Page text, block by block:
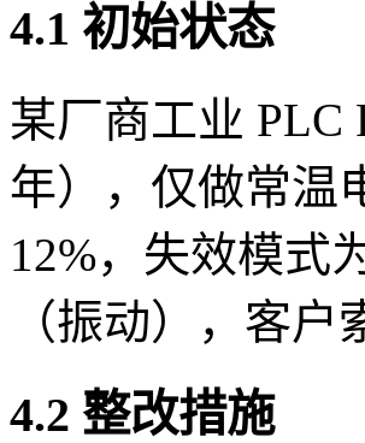
4.1 初始状态
某厂商工业 PLC
年），仅做常温
12%，失效模式
（振动），客
4.2 整改措施